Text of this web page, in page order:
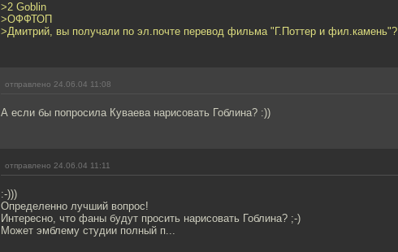
>2 Goblin
>ОФФТОП
>Дмитрий, вы получали по эл.почте перевод фильма "Г.Поттер и фил.камень"?
отправлено 24.06.04 11:08
А если бы попросила Куваева нарисовать Гоблина? :))
отправлено 24.06.04 11:11
:-)))
Определенно лучший вопрос!
Интересно, что фаны будут просить нарисовать Гоблина? ;-)
Может эмблему студии полный п...